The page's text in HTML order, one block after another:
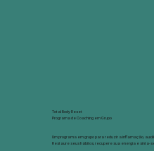
Total Body Reset
Programa de Coaching em Grupo
Um programa em grupo para reduzir a inflamação,
Restaure seus hábitos, recupere sua energia e sinta-